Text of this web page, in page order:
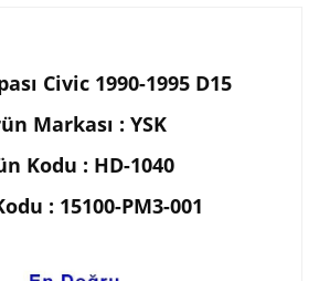
Civic 1990-1995 D15
Markası : YSK
Kodu : HD-1040
: 15100-PM3-001